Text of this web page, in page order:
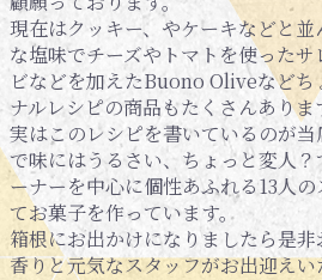
現在はクッキー、やケーキなどと並
な塩味でチーズやトマトを使ったサ
ビなどを加えたBuono Oliveなどち
ナルレシピの商品もたくさんありま
実はこのレシピを書いているのが
で味にはうるさい、ちょっと変人
ーナーを中心に個性あふれる13人
てお菓子を作っています。
箱根にお出かけになりましたら是
香りと元気なスタッフがお出迎え